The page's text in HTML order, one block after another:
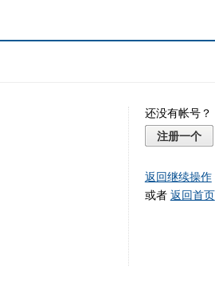
还没有帐号？
注册一个
返回继续操作
或者 返回首页